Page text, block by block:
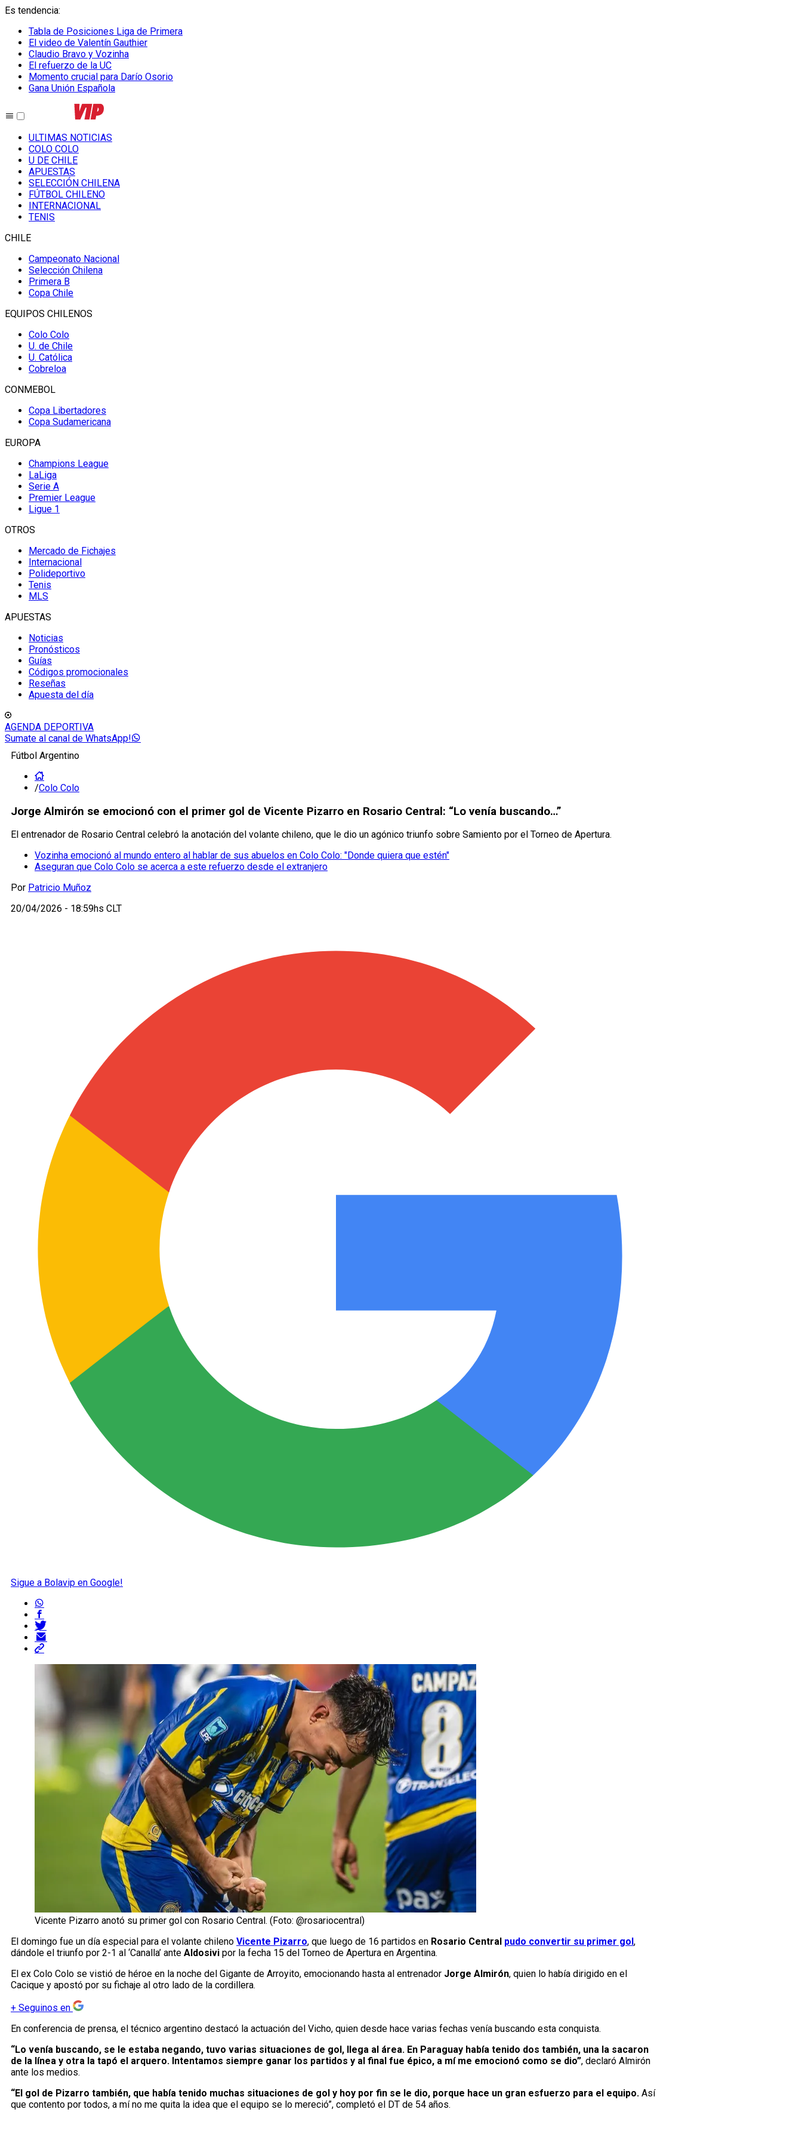
Es tendencia:
Tabla de Posiciones Liga de Primera
El video de Valentín Gauthier
Claudio Bravo y Vozinha
El refuerzo de la UC
Momento crucial para Darío Osorio
Gana Unión Española
ULTIMAS NOTICIAS
COLO COLO
U DE CHILE
APUESTAS
SELECCIÓN CHILENA
FÚTBOL CHILENO
INTERNACIONAL
TENIS
CHILE
Campeonato Nacional
Selección Chilena
Primera B
Copa Chile
EQUIPOS CHILENOS
Colo Colo
U. de Chile
U. Católica
Cobreloa
CONMEBOL
Copa Libertadores
Copa Sudamericana
EUROPA
Champions League
LaLiga
Serie A
Premier League
Ligue 1
OTROS
Mercado de Fichajes
Internacional
Polideportivo
Tenis
MLS
APUESTAS
Noticias
Pronósticos
Guías
Códigos promocionales
Reseñas
Apuesta del día
AGENDA DEPORTIVA
Sumate al canal de WhatsApp!
Fútbol Argentino
/Colo Colo
Jorge Almirón se emocionó con el primer gol de Vicente Pizarro en Rosario Central: “Lo venía buscando…”
El entrenador de Rosario Central celebró la anotación del volante chileno, que le dio un agónico triunfo sobre Samiento por el Torneo de Apertura.
Vozinha emocionó al mundo entero al hablar de sus abuelos en Colo Colo: "Donde quiera que estén"
Aseguran que Colo Colo se acerca a este refuerzo desde el extranjero
Por Patricio Muñoz
20/04/2026 - 18:59hs CLT
Sigue a Bolavip en Google!
Vicente Pizarro anotó su primer gol con Rosario Central. (Foto: @rosariocentral)
El domingo fue un día especial para el volante chileno Vicente Pizarro, que luego de 16 partidos en Rosario Central pudo convertir su primer gol ,
dándole el triunfo por 2-1 al ‘Canalla’ ante Aldosivi por la fecha 15 del Torneo de Apertura en Argentina.
El ex Colo Colo se vistió de héroe en la noche del Gigante de Arroyito, emocionando hasta al entrenador Jorge Almirón, quien lo había dirigido en el
Cacique y apostó por su fichaje al otro lado de la cordillera.
+ Seguinos en
En conferencia de prensa, el técnico argentino destacó la actuación del Vicho, quien desde hace varias fechas venía buscando esta conquista.
“Lo venía buscando, se le estaba negando, tuvo varias situaciones de gol, llega al área. En Paraguay había tenido dos también, una la sacaron
de la línea y otra la tapó el arquero. Intentamos siempre ganar los partidos y al final fue épico, a mí me emocionó como se dio”, declaró Almirón
ante los medios.
“El gol de Pizarro también, que había tenido muchas situaciones de gol y hoy por fin se le dio, porque hace un gran esfuerzo para el equipo. Así
que contento por todos, a mí no me quita la idea que el equipo se lo mereció”, completó el DT de 54 años.